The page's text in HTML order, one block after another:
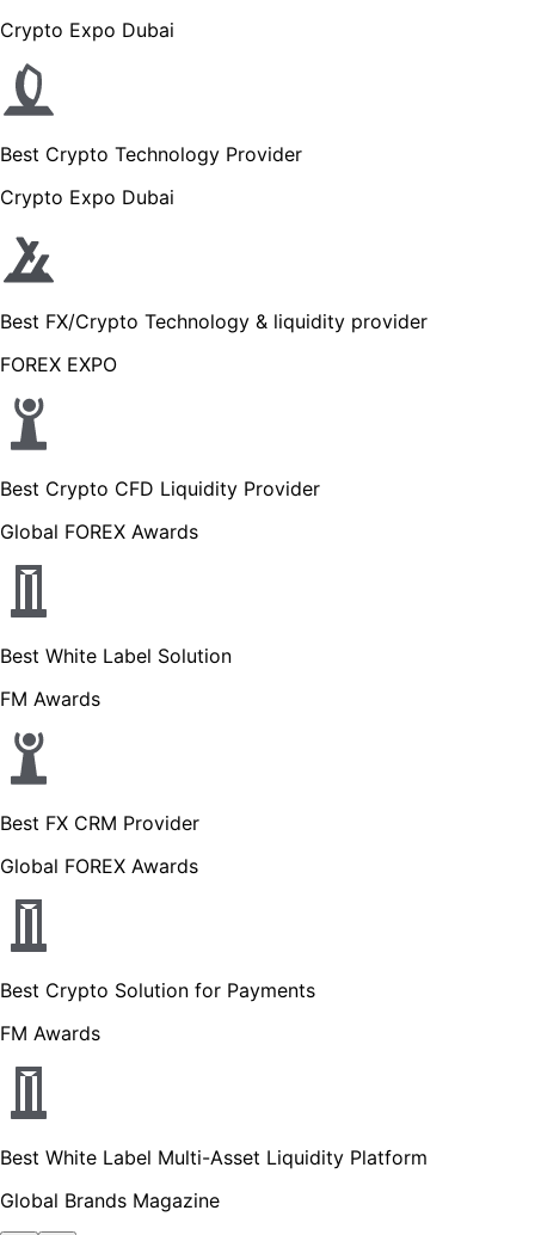
Crypto Expo Dubai
Best Crypto Technology Provider
Crypto Expo Dubai
Best FX/Crypto Technology & liquidity provider
FOREX EXPO
Best Crypto CFD Liquidity Provider
Global FOREX Awards
Best White Label Solution
FM Awards
Best FX CRM Provider
Global FOREX Awards
Best Crypto Solution for Payments
FM Awards
Best White Label Multi-Asset Liquidity Platform
Global Brands Magazine